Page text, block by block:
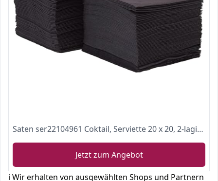
Saten ser22104961 Coktail, Serviette 20 x 20, 2-lagig, 1/4 Falz, 100 Servietten
Jetzt zum Angebot
ℹ️ Wir erhalten von ausgewählten Shops und Partnern